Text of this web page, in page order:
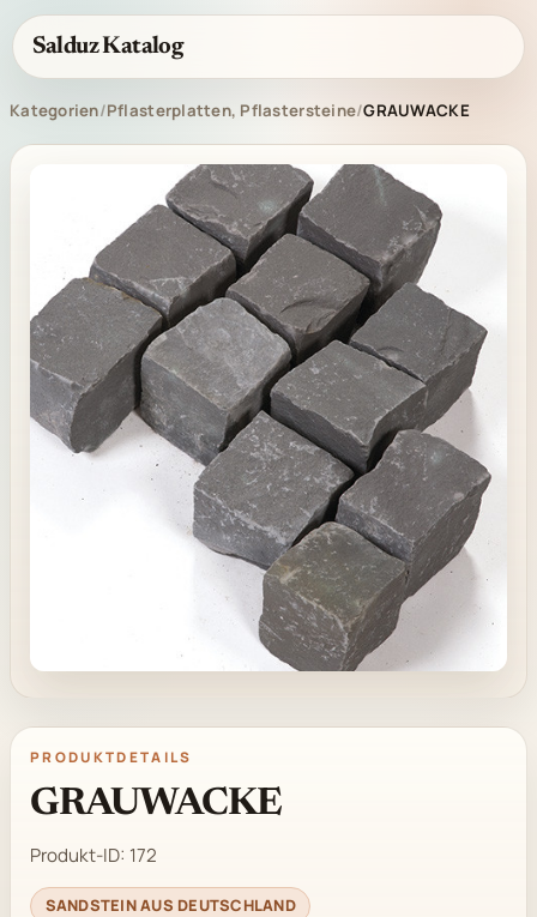
Salduz Katalog
Kategorien/Pflasterplatten, Pflastersteine/GRAUWACKE
PRODUKTDETAILS
GRAUWACKE
Produkt-ID: 172
SANDSTEIN AUS DEUTSCHLAND